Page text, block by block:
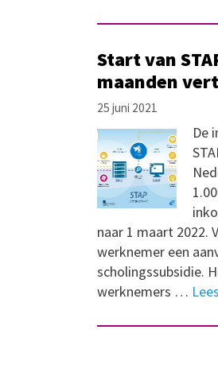
Start van
maanden
25 juni 2021
De
naar 1 maart 2022.
werknemer een
scholingssubsidie.
werknemers …